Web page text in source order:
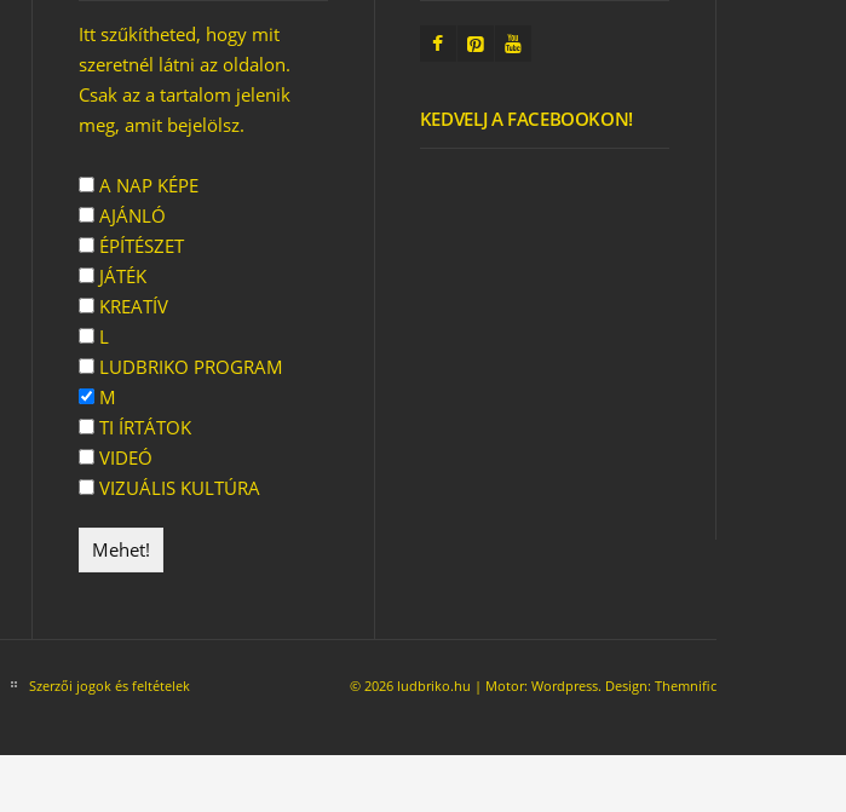
JÁTSZÓTEREK
A SZIVÁRVÁNY SZÍNEI
HŰTŐMÁGNES
Itt szűkítheted, hogy mit
szeretnél látni az oldalon.
Csak az a tartalom jelenik
meg, amit bejelölsz.
A NAP KÉPE
AJÁNLÓ
ÉPÍTÉSZET
JÁTÉK
KREATÍV
L
LUDBRIKO PROGRAM
M
TI ÍRTÁTOK
VIDEÓ
VIZUÁLIS KULTÚRA
KEDVELJ A FACEBOOKON!
Szerzői jogok és feltételek © 2026 ludbriko.hu | Motor: Wordpress. Design: Themnific